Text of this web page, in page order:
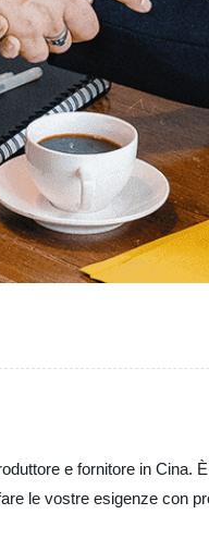
e fornitore in Cina.
le vostre esigenze con